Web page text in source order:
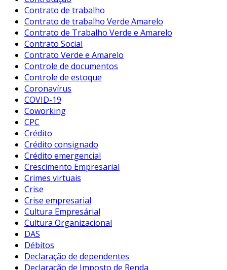
Contrato de trabalho
Contrato de trabalho Verde Amarelo
Contrato de Trabalho Verde e Amarelo
Contrato Social
Contrato Verde e Amarelo
Controle de documentos
Controle de estoque
Coronavírus
COVID-19
Coworking
CPC
Crédito
Crédito consignado
Crédito emergencial
Crescimento Empresarial
Crimes virtuais
Crise
Crise empresarial
Cultura Empresárial
Cultura Organizacional
DAS
Débitos
Declaração de dependentes
Declaração de Imposto de Renda